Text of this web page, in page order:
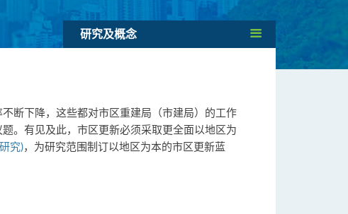
研究及概念
断下降，这些都对市区重建局（市建局）的工作
。有见及此，市区更新必须采取更全面以地区为
究)，为研究范围制订以地区为本的市区更新蓝